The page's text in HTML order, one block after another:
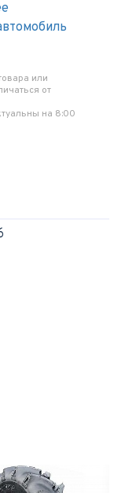
или
от
на 8:00